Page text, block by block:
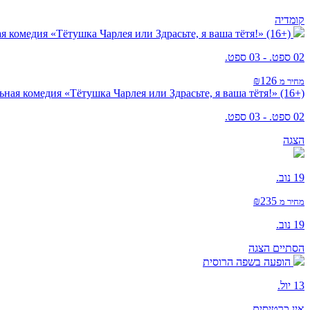
קומדיה
комедия «Тётушка Чарлея или Здрасьте, я ваша тётя!» (16+)
02 ספט. - 03 ספט.
מחיר מ
комедия «Тётушка Чарлея или Здрасьте, я ваша тётя!» (16+)
02 ספט. - 03 ספט.
הצגה
19 נוב.
מחיר מ
19 נוב.
הסתיים הצגה
הופעה בשפה הרוסית
13 יול.